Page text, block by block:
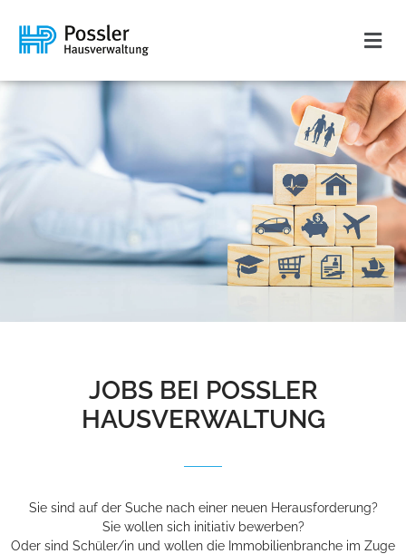
JOBS BEI POSSLER
HAUSVERWALTUNG
Sie sind auf der Suche nach einer neuen Herausforderung?
Sie wollen sich initiativ bewerben?
Oder sind Schüler/in und wollen die Immobilienbranche im Zuge